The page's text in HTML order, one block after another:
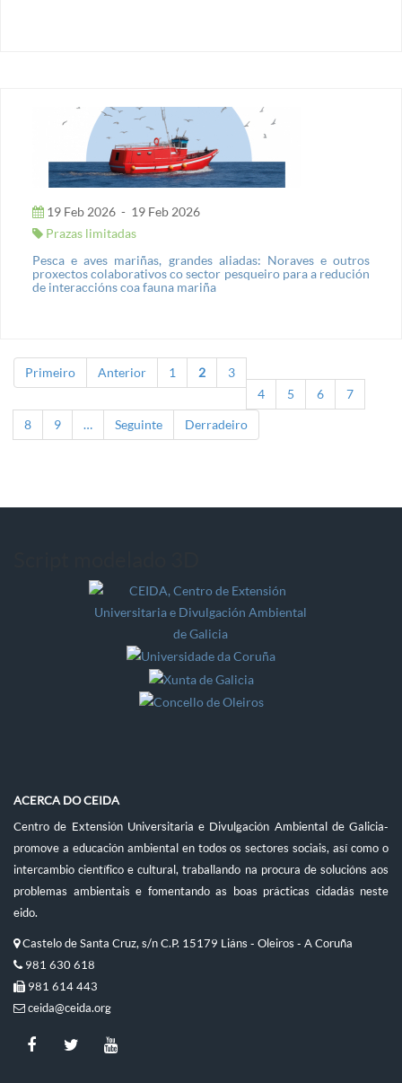
19 Feb 2026 - 19 Feb 2026
Prazas limitadas
Pesca e aves mariñas, grandes aliadas: Noraves e outros
proxectos colaborativos co sector pesqueiro para a redución
de interaccións coa fauna mariña
Páxinas
Primeiro Anterior 1 2
3
4
5 6
7
8
9 … Seguinte Derradeiro
ACERCA DO CEIDA
Centro de Extensión Universitaria e Divulgación Ambiental de Galicia-
promove a educación ambiental en todos os sectores sociais, así como o
intercambio científico e cultural, traballando na procura de solucións aos
problemas ambientais e fomentando as boas prácticas cidadás neste
eido.
Castelo de Santa Cruz, s/n C.P. 15179 Liáns - Oleiros - A Coruña
981 630 618
981 614 443
ceida@ceida.org